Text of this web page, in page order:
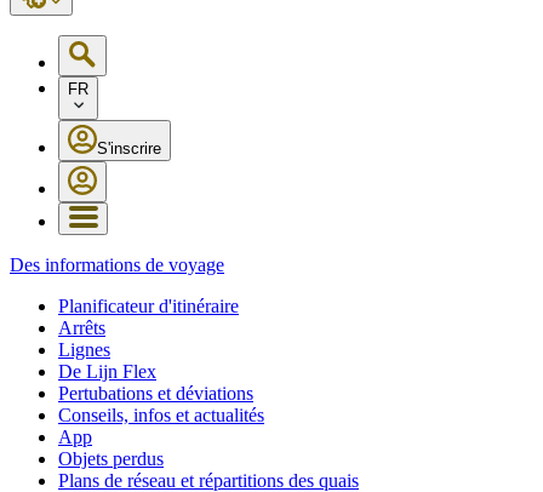
FR
S'inscrire
Des informations de voyage
Planificateur d'itinéraire
Arrêts
Lignes
De Lijn Flex
Pertubations et déviations
Conseils, infos et actualités
App
Objets perdus
Plans de réseau et répartitions des quais